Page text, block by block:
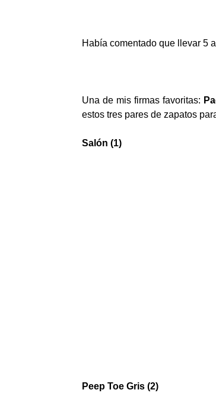
Había comentado que llevar 5
Una de mis firmas favoritas:
estos tres pares de zapatos
Salón (1)
Peep Toe Gris (2)